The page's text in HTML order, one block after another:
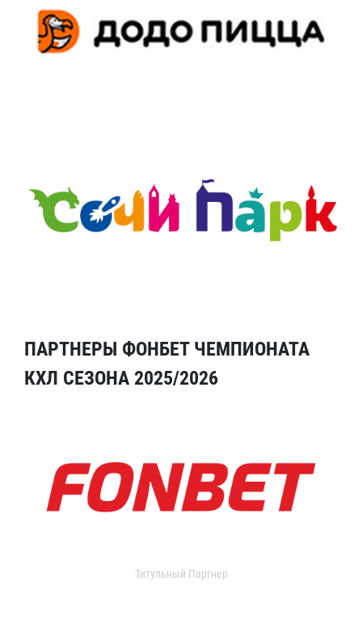
ПАРТНЕРЫ ФОНБЕТ ЧЕМПИОНАТА
КХЛ СЕЗОНА 2025/2026
Титульный Партнер